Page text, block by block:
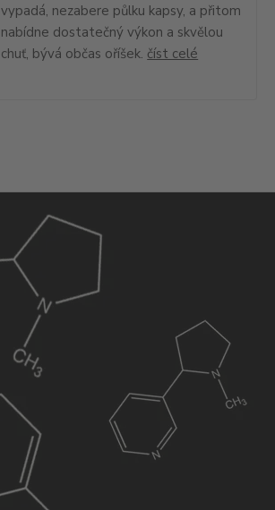
vypadá, nezabere půlku kapsy, a přitom
nabídne dostatečný výkon a skvělou
chuť, bývá občas oříšek. číst celé